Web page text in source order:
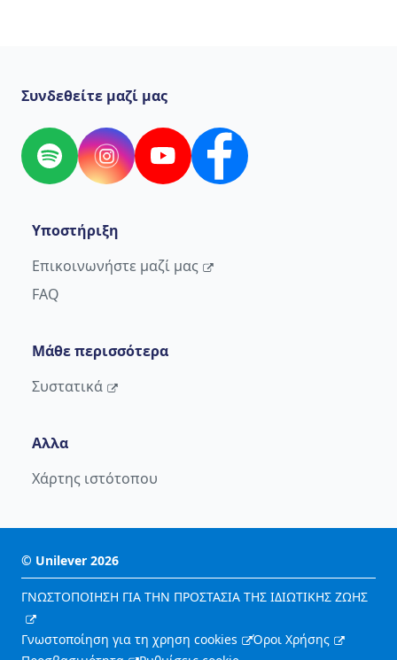
Συνδεθείτε μαζί μας
Spotify InstagramYouTube Facebook
Υποστήριξη
Επικοινωνήστε μαζί μας
FAQ
Μάθε περισσότερα
Συστατικά
Αλλα
Χάρτης ιστότοπου
© Unilever 2026
ΓΝΩΣΤΟΠΟΙΗΣΗ ΓΙΑ ΤΗΝ ΠΡΟΣΤΑΣΙΑ ΤΗΣ ΙΔΙΩΤΙΚΗΣ ΖΩΗΣ
Γνωστοποίηση για τη χρηση cookies
Όροι Χρήσης